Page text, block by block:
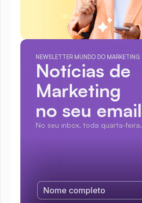
NEWSLETTER MUNDO DO MARKETING
Notícias de
Marketing
no seu email
No seu inbox, toda quarta-feira.